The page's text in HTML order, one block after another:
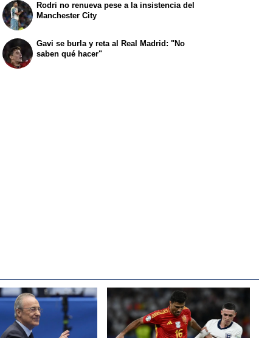
Rodri no renueva pese a la insistencia del
Manchester City
Gavi se burla y reta al Real Madrid: "No
saben qué hacer"